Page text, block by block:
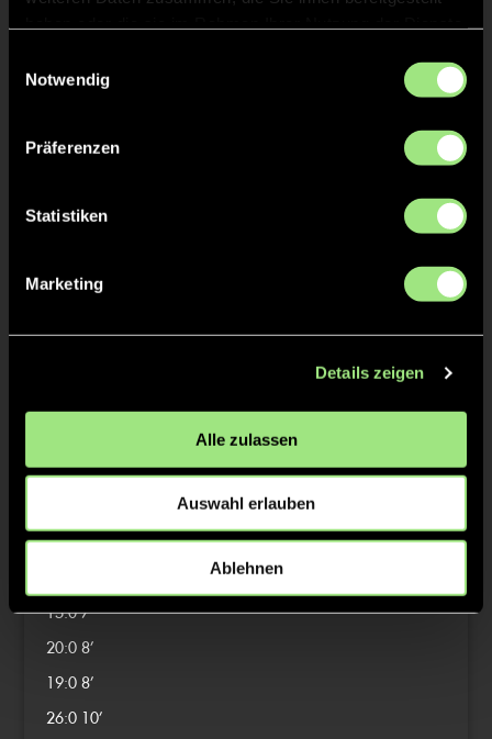
Notwendig
Präferenzen
Statistiken
Marketing
Details zeigen
Alle zulassen
Auswahl erlauben
Ablehnen
23:0 9’
10’
5:0 3’
11:0 5’
3/4
6:0 3’
15:0 7’
20:0 8’
19:0 8’
26:0 10’